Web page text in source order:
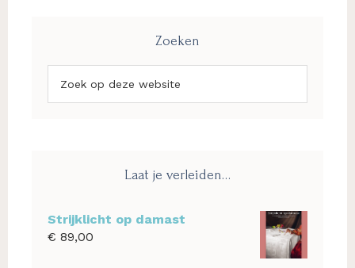
Zoeken
op
Laat je verleiden…
Strijklicht op damast
€ 89,00